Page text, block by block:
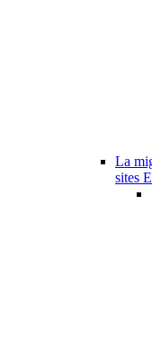
La
sites